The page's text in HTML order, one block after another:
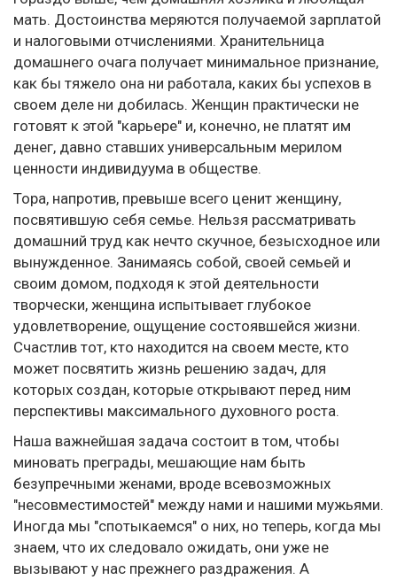
мать. Достоинства меряются получаемой зарплатой
и налоговыми отчислениями. Хранительница
домашнего очага получает минимальное признание,
как бы тяжело она ни работала, каких бы успехов в
своем деле ни добилась. Женщин практически не
готовят к этой "карьере" и, конечно, не платят им
денег, давно ставших универсальным мерилом
ценности индивидуума в обществе.
Тора, напротив, превыше всего ценит женщину,
посвятившую себя семье. Нельзя рассматривать
домашний труд как нечто скучное, безысходное или
вынужденное. Занимаясь собой, своей семьей и
своим домом, подходя к этой деятельности
творчески, женщина испытывает глубокое
удовлетворение, ощущение состоявшейся жизни.
Счастлив тот, кто находится на своем месте, кто
может посвятить жизнь решению задач, для
которых создан, которые открывают перед ним
перспективы максимального духовного роста.
Наша важнейшая задача состоит в том, чтобы
миновать преграды, мешающие нам быть
безупречными женами, вроде всевозможных
"несовместимостей" между нами и нашими мужьями.
Иногда мы "спотыкаемся" о них, но теперь, когда мы
знаем, что их следовало ожидать, они уже не
вызывают у нас прежнего раздражения. А